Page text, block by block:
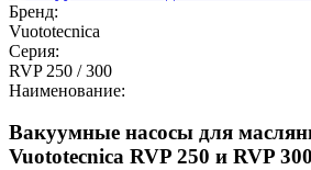
Бренд:
Vuototecnica
Серия:
RVP 250 / 300
Наименование:
Вакуумные насосы для
Vuototecnica RVP 250 и RVP 300